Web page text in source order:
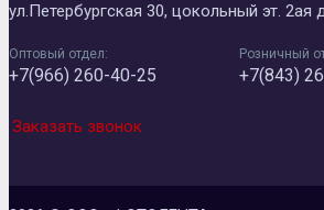
ул.Петербургская 30, цокольный эт. 2ая
Оптовый отдел:
+7(966) 260-40-25
Розничный
+7(843)
Заказать звонок